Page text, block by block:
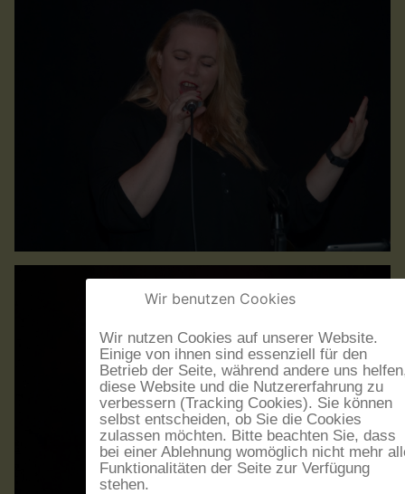
Wir benutzen Cookies
Wir nutzen Cookies auf unserer Website.
Einige von ihnen sind essenziell für den
Betrieb der Seite, während andere uns
diese Website und die Nutzererfahrung zu
verbessern (Tracking Cookies). Sie können
selbst entscheiden, ob Sie die Cookies
zulassen möchten. Bitte beachten Sie, dass
bei einer Ablehnung womöglich nicht mehr
Funktionalitäten der Seite zur Verfügung
stehen.